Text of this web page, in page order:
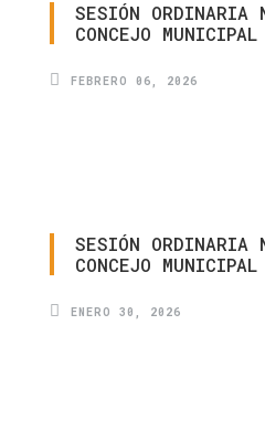
SESIÓN ORDINARIA
CONCEJO MUNICIPAL
FEBRERO 06, 2026
SESIÓN ORDINARIA
CONCEJO MUNICIPAL
ENERO 30, 2026